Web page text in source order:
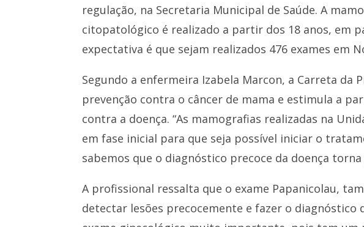
regulação, na Secretaria Municipal de Saúde. A
citopatológico é realizado a partir dos 18 anos, em
expectativa é que sejam realizados 476 exames em
Segundo a enfermeira Izabela Marcon, a Carreta
prevenção contra o câncer de mama e estimula a
contra a doença. “As mamografias realizadas na
em fase inicial para que seja possível iniciar o
sabemos que o diagnóstico precoce da doença torna
A profissional ressalta que o exame Papanicolau,
detectar lesões precocemente e fazer o diagnóstico